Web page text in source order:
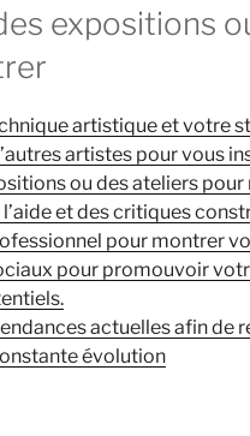
expositions
artistique et votre
artistes pour vous
ou des ateliers pour
et des critiques
pour montrer
pour promouvoir
actuelles afin de
évolution